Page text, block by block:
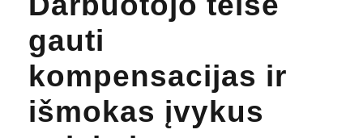
gauti
kompensacijas ir
išmokas įvykus